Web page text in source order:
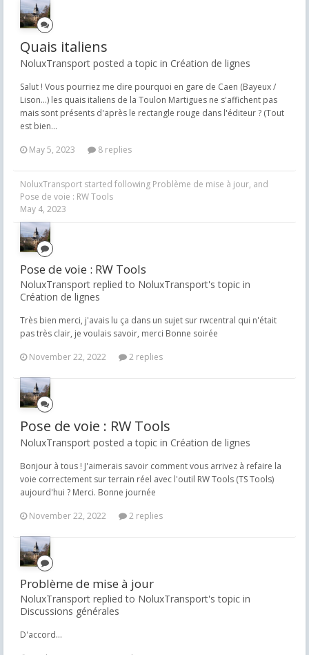
Quais italiens
NoluxTransport posted a topic in Création de lignes
Salut ! Vous pourriez me dire pourquoi en gare de Caen (Bayeux /
Lison...) les quais italiens de la Toulon Martigues ne s'affichent pas
mais sont présents d'après le rectangle rouge dans l'éditeur ? (Tout
est bien...
May 5, 2023
8 replies
NoluxTransport started following Problème de mise à jour, and
Pose de voie : RW Tools
May 4, 2023
Pose de voie : RW Tools
NoluxTransport replied to NoluxTransport's topic in
Création de lignes
Très bien merci, j'avais lu ça dans un sujet sur rwcentral qui n'était
pas très clair, je voulais savoir, merci Bonne soirée
November 22, 2022
2 replies
Pose de voie : RW Tools
NoluxTransport posted a topic in Création de lignes
Bonjour à tous ! J'aimerais savoir comment vous arrivez à refaire la
voie correctement sur terrain réel avec l'outil RW Tools (TS Tools)
aujourd'hui ? Merci. Bonne journée
November 22, 2022
2 replies
Problème de mise à jour
NoluxTransport replied to NoluxTransport's topic in
Discussions générales
D'accord...